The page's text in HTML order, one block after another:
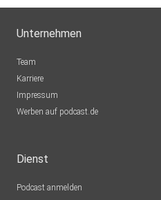
Unternehmen
Team
Karriere
Impressum
Werben auf podcast.de
Dienst
Podcast anmelden